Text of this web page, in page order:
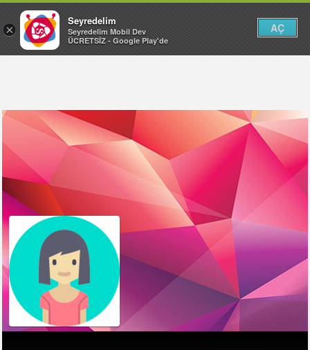
×
Seyredelim
Seyredelim Mobil Dev
ÜCRETSİZ - Google Play'de
AÇ